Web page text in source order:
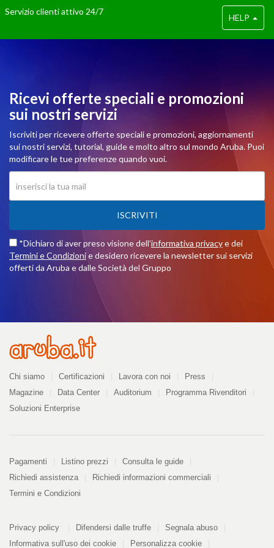
HELP
Servizio clienti attivo 24/7
Ricevi offerte speciali e promozioni
sui nostri servizi
Iscriviti per ricevere offerte speciali e promozioni, aggiornamenti
sui nostri servizi, tutorial, guide e molto altro sul mondo Aruba. Puoi
modificare le tue preferenze quando vuoi.
ISCRIVITI
*Dichiaro di aver preso visione dell'informativa privacye dei
Termini e Condizionie desidero ricevere la newsletter sui servizi
offerti da Aruba e dalle Società del Gruppo
Azienda
Chi siamo Certificazioni Lavora con noi
Press
Magazine
Data Center Auditorium
Programma Rivenditori
Soluzioni Enterprise
Pagamenti
Pagamenti Listino prezzi
Consulta le guide
Richiedi assistenza
Richiedi informazioni commerciali
Termini e Condizioni
Informazioni
Privacy policy
PDF
kB
Difendersi dalle truffe
Segnala abuso
Informativa sull'uso dei cookie
Personalizza cookie